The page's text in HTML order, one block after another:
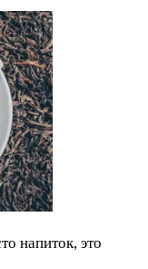
напиток, это